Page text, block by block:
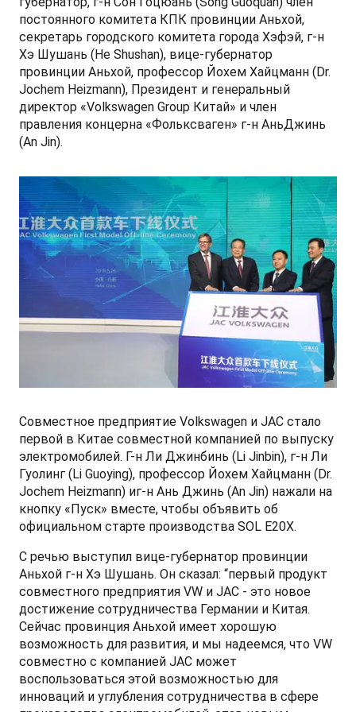
T9 Пикап
от 3 619 000 ₽*
RF8 Минивэн
от 4 774 000 ₽*
постоянного комитета КПК провинции Аньхой,
секретарь городского комитета города Хэфэй, г-н
Хэ Шушань (He Shushan), вице-губернатор
провинции Аньхой, профессор Йохем Хайцманн (Dr.
Jochem Heizmann), Президент и генеральный
директор «Volkswagen Group Китай» и член
правления концерна «Фольксваген» г-н АньДжинь
(An Jin).
Совместное предприятие Volkswagen и JAC стало
первой в Китае совместной компанией по выпуску
электромобилей. Г-н Ли Джинбинь (Li Jinbin), г-н Ли
Гуолинг (Li Guoying), профессор Йохем Хайцманн (Dr.
Jochem Heizmann) иг-н Ань Джинь (An Jin) нажали на
кнопку «Пуск» вместе, чтобы объявить об
официальном старте производства SOL E20X.
С речью выступил вице-губернатор провинции
Аньхой г-н Хэ Шушань. Он сказал: “первый продукт
совместного предприятия VW и JAC - это новое
достижение сотрудничества Германии и Китая.
Сейчас провинция Аньхой имеет хорошую
возможность для развития, и мы надеемся, что VW
совместно с компанией JAC может
воспользоваться этой возможностью для
инноваций и углубления сотрудничества в сфере